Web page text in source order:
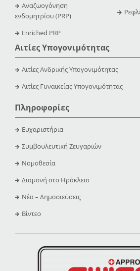
Αναζωογόνηση
ενδομητρίου (PRP)
Enriched PRP
Αιτίες Υπογονιμότητας
Αιτίες Ανδρικής Υπογονιμότητας
Αιτίες Γυναικείας Υπογονιμότητας
Πληροφορίες
Ευχαριστήρια
Συμβουλευτική Ζευγαριών
Νομοθεσία
Διαμονή στο Ηράκλειο
Νέα – Δημοσιεύσεις
Βίντεο